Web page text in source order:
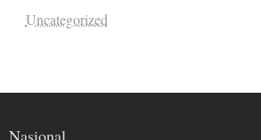
Uncategorized